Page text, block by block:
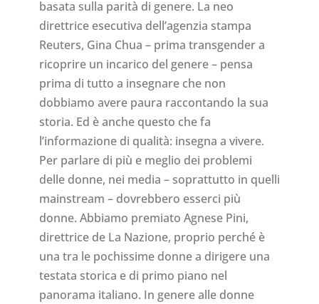
basata sulla parità di genere. La neo
direttrice esecutiva dell’agenzia stampa
Reuters, Gina Chua – prima transgender a
ricoprire un incarico del genere – pensa
prima di tutto a insegnare che non
dobbiamo avere paura raccontando la sua
storia. Ed è anche questo che fa
l’informazione di qualità: insegna a vivere.
Per parlare di più e meglio dei problemi
delle donne, nei media – soprattutto in quelli
mainstream – dovrebbero esserci più
donne. Abbiamo premiato Agnese Pini,
direttrice de La Nazione, proprio perché è
una tra le pochissime donne a dirigere una
testata storica e di primo piano nel
panorama italiano. In genere alle donne